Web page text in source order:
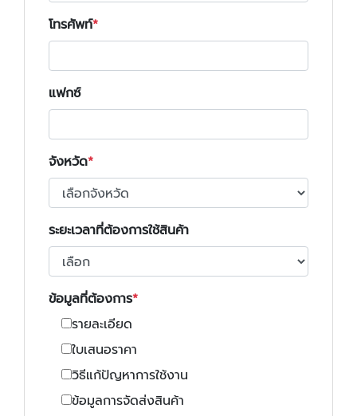
โทรศัพท์
แฟกซ์
จังหวัด
ระยะเวลาที่ต้องการใช้สินค้า
ข้อมูลที่ต้องการ
รายละเอียด
ใบเสนอราคา
วิธีแก้ปัญหาการใช้งาน
ข้อมูลการจัดส่งสินค้า